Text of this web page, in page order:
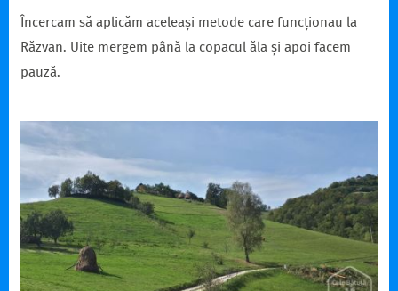
Încercam să aplicăm aceleași metode care funcționau la
Răzvan. Uite mergem până la copacul ăla și apoi facem
pauză.